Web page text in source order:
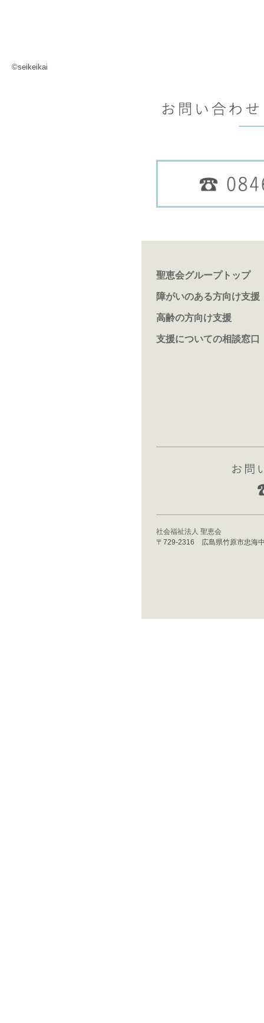
©seikeikai
聖恵会グループトップ
障がいのある方向け支援
高齢の方向け支援
支援についての相談窓口
社会福祉法人 聖恵会
〒729-2316 広島県竹原市忠海